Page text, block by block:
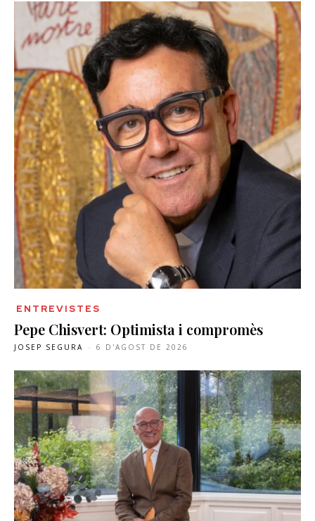
ENTREVISTES
Pepe Chisvert: Optimista i compromès
JOSEP SEGURA - 6 D'AGOST DE 2026